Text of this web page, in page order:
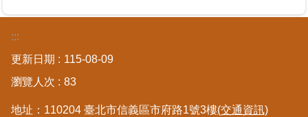
資
訊
熱
:::
更新日期
115-08-09
瀏覽人次
83
地址：110204 臺北市信義區市府路1號3樓(交通資訊)